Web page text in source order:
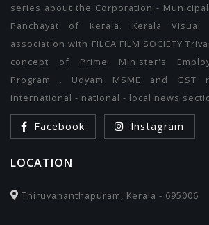
series about the Corporation -
Panchayat of Kerala. Kerala Visual
association with FILCA FILM SOCIETY
concept of Prime Minister's
Program . Udyam MSME and GST
international - national - local news
Facebook Instagram
LOCATION
Thiruvananthapuram, Kerala - 695006